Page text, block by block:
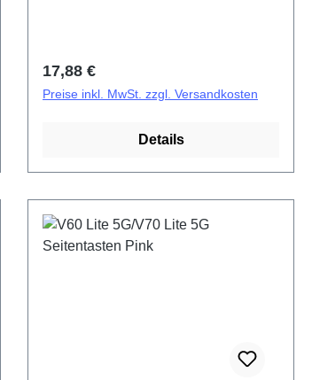
Regulärer Preis:
17,88 €
Preise inkl. MwSt. zzgl. Versandkosten
Details